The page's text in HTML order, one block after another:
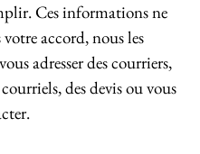
Ces informations ne
votre accord, nous les
adresser des courriers,
des devis ou vous